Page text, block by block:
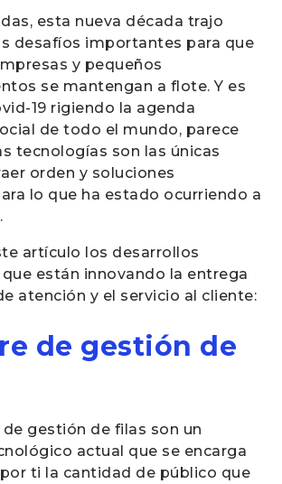
esta nueva década trajo
desafíos importantes para que
y pequeños
se mantengan a flote. Y es
19 rigiendo la agenda
de todo el mundo, parece
tecnologías son las únicas
orden y soluciones
lo que ha estado ocurriendo a
artículo los desarrollos
están innovando la entrega
atención y el servicio al cliente:
de gestión de
gestión de filas son un
actual que se encarga
ti la cantidad de público que